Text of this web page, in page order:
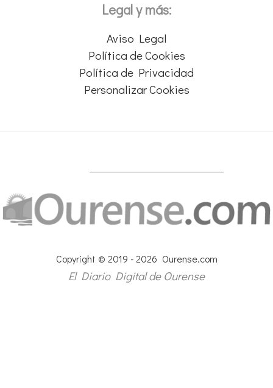
Legal y más:
Aviso Legal
Política de Cookies
Política de Privacidad
Personalizar Cookies
Copyright © 2019 - 2026 Ourense.com
El Diario Digital de Ourense